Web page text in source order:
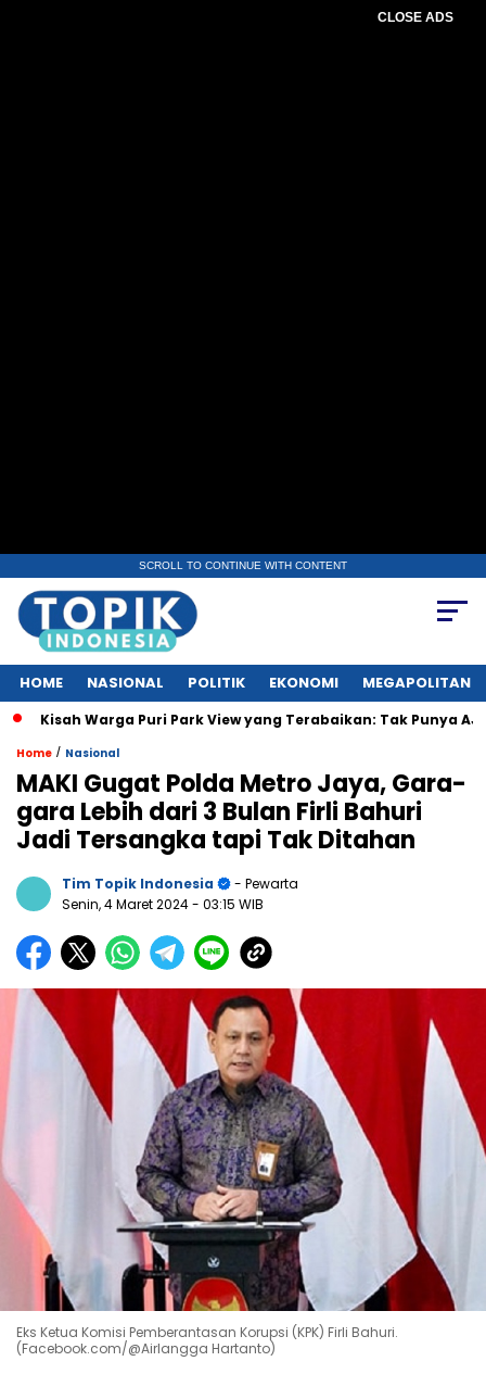
CLOSE ADS
SCROLL TO CONTINUE WITH CONTENT
HOME NASIONAL POLITIK EKONOMI MEGAPOLITAN
Warga Puri Park View yang Terabaikan: Tak Punya AJB, Dapat
Home / Nasional
MAKI Gugat Polda Metro Jaya, Gara-
gara Lebih dari 3 Bulan Firli Bahuri
Jadi Tersangka tapi Tak Ditahan
Tim Topik Indonesia
- Pewarta
Senin, 4 Maret 2024- 03:15 WIB
Eks Ketua Komisi Pemberantasan Korupsi (KPK) Firli Bahuri.
(Facebook.com/@Airlangga Hartanto)